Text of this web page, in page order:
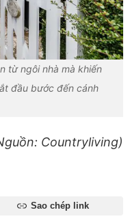
từ ngôi nhà mà khiến
đầu bước đến cánh
Countryliving)
Sao chép link